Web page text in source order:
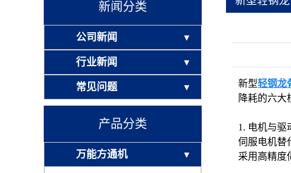
新闻分类
公司新闻
行业新闻
常见问题
产品分类
万能方通机
新型轻钢龙
降耗的六大
1. 电机与驱
伺服电机替
采用高精度